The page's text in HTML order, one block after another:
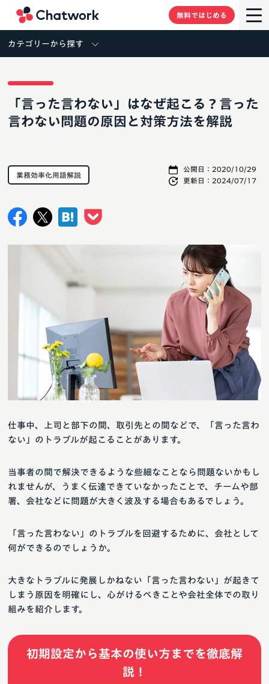
無料ではじめる
カテゴリーから探す
「言った言わない」はなぜ起こる？言った
言わない問題の原因と対策方法を解説
公開日： 2020/10/29
更新日： 2024/07/17
業務効率化用語解説
大きなトラブルに発展しかねない「言った言わない」が起きて
しまう原因を明確にし、心がけるべきことや会社全体での取り
組みを紹介します。
「言った言わない」のトラブルを回避するために、会社として
何ができるのでしょうか。
当事者の間で解決できるような些細なことなら問題ないかもし
れませんが、うまく伝達できていなかったことで、チームや部
署、会社などに問題が大きく波及する場合もあるでしょう。
仕事中、上司と部下の間、取引先との間などで、「言った言わ
ない」のトラブルが起こることがあります。
初期設定から基本の使い方までを徹底解
説！